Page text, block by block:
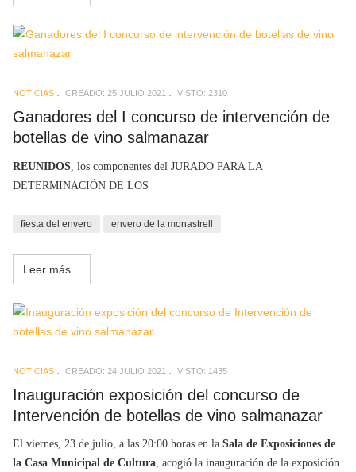
NOTICIAS CREADO: 25 JULIO 2021 VISTO: 2310
Ganadores del I concurso de intervención de
botellas de vino salmanazar
REUNIDOS , los componentes del JURADO PARA LA
DETERMINACIÓN DE LOS
fiesta del envero envero de la monastrell
Leer más...
NOTICIAS CREADO: 24 JULIO 2021 VISTO: 1435
Inauguración exposición del concurso de
Intervención de botellas de vino salmanazar
El viernes, 23 de julio, a las 20:00 horas en la Sala de Exposiciones de
la Casa Municipal de Cultura, acogió la inauguración de la exposición